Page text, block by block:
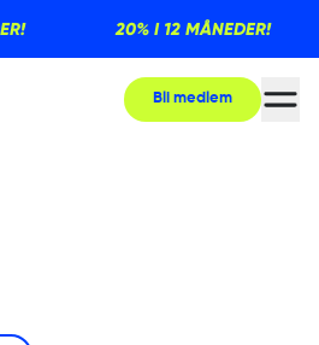
20% I 12 MÅNEDER!
Bli medlem